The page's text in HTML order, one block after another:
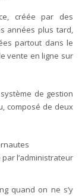
créée par des
années plus tard,
partout dans le
vente en ligne sur
de gestion
composé de deux
l’administrateur
quand on ne s’y